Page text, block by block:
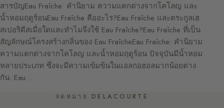
สารบัญEau Fraîche: คำนิยาม ความแตกต่างจากโคโลญ และ
น้ำหอมฤดูร้อนEau Fraîche คืออะไร?Eau Fraîche และตระกูลเฮ
สเปอริดีสเมื่อใดและทำไมจึงใช้ Eau Fraîche?Eau Fraîche ที่เป็น
สัญลักษณ์โครงสร้างกลิ่นของ Eau FraîcheEau Fraîche: คำนิยาม
ความแตกต่างจากโคโลญ และน้ำหอมฤดูร้อน ปัจจุบันมีน้ำหอม
หลายประเภท ซึ่งจะมีความเข้มข้นในแอลกอฮอลมากน้อยต่าง
กัน: Eau…
จดหมาย DELACOURTE